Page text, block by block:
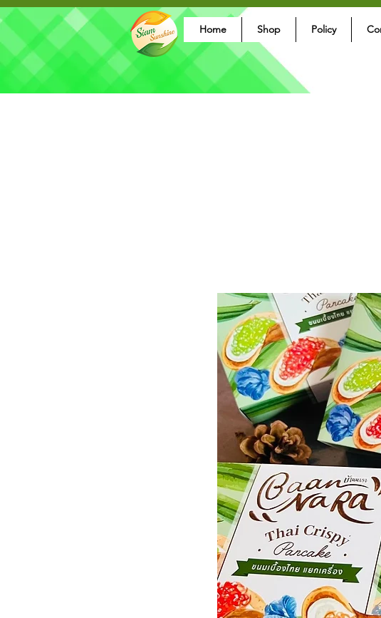
Home Shop Policy